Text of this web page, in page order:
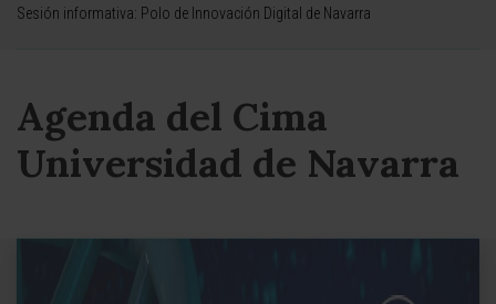
Sesión informativa: Polo de Innovación Digital de Navarra
Agenda del Cima
Universidad de Navarra